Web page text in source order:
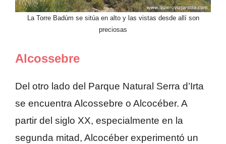
La Torre Badúm se sitúa en alto y las vistas desde allí son
preciosas
Alcossebre
Del otro lado del Parque Natural Serra d’Irta
se encuentra Alcossebre o Alcocéber. A
partir del siglo XX, especialmente en la
segunda mitad, Alcocéber experimentó un